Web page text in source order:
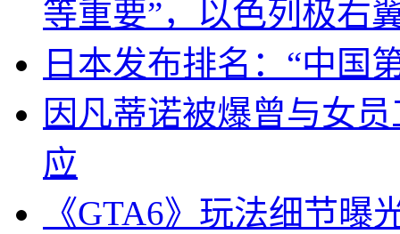
等重要”，以色列极右
日本发布排名：“中国
因凡蒂诺被爆曾与女
应
《GTA6》玩法细节